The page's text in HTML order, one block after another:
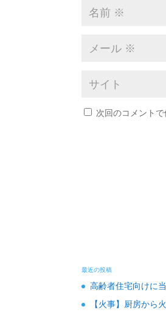
次回のコメント
最近の投稿
高齢者住宅向けに
【火事】厨房から